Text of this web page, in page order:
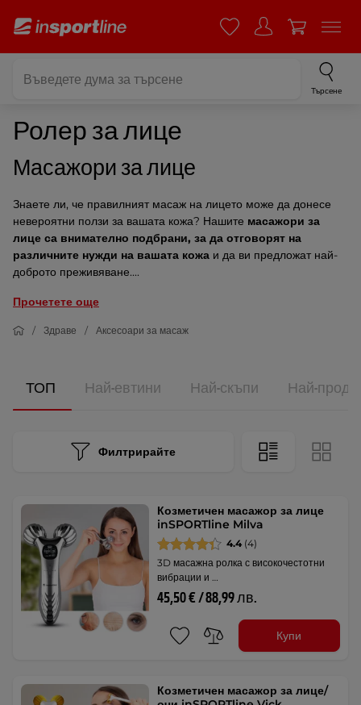
Търсене
Ролер за лице
Масажори за лице
Знаете ли, че правилният масаж на лицето може да донесе
невероятни ползи за вашата кожа? Нашите масажори за
лице са внимателно подбрани, за да отговорят на
различните нужди на вашата кожа и да ви предложат най-
доброто преживяване....
Прочетете още
Здраве Аксесоари за масаж
ТОП Най-евтини Най-скъпи Най-
Филтрирайте
Козметичен масажор за лице
inSPORTline Milva
4.4 (4)
3D масажна ролка с високочестотни
вибрации и …
45,50 € / 88,99 лв.
Купи
Козметичен масажор за лице/